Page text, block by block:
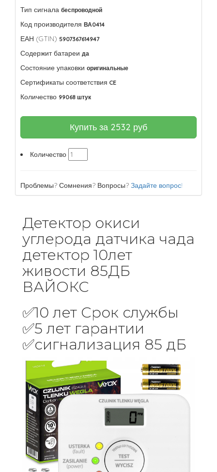
Тип сигнала беспроводной
Код производителя ВА0414
ЕАН (GTIN) 5907367614947
Содержит батареи да
Состояние упаковки оригинальные
Сертификаты соответствия CE
Количество 99068 штук
Купить за 2532 руб
Количество
Проблемы? Сомнения? Вопросы? Задайте вопрос!
Детектор окиси
углерода датчика чада
детектор 10лет
живости 85ДБ
ВАЙОКС
✅10 лет Срок службы
✅5 лет гарантии
✅сигнализация 85 дБ